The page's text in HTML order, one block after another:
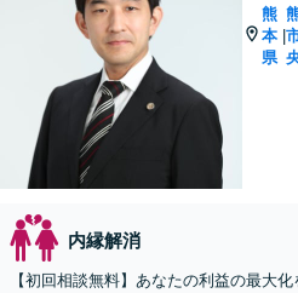
熊
本
県
|
内縁解消
【初回相談無料】あなたの利益の最大